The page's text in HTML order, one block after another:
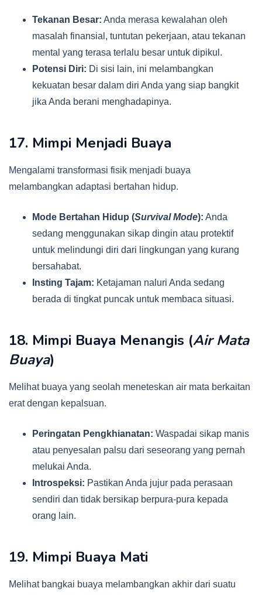
Tekanan Besar: Anda merasa kewalahan oleh
masalah finansial, tuntutan pekerjaan, atau tekanan
mental yang terasa terlalu besar untuk dipikul.
Potensi Diri: Di sisi lain, ini melambangkan
kekuatan besar dalam diri Anda yang siap bangkit
jika Anda berani menghadapinya.
17. Mimpi Menjadi Buaya
Mengalami transformasi fisik menjadi buaya
melambangkan adaptasi bertahan hidup.
Mode Bertahan Hidup (Survival Mode): Anda
sedang menggunakan sikap dingin atau protektif
untuk melindungi diri dari lingkungan yang kurang
bersahabat.
Insting Tajam: Ketajaman naluri Anda sedang
berada di tingkat puncak untuk membaca situasi.
18. Mimpi Buaya Menangis (Air Mata
Buaya)
Melihat buaya yang seolah meneteskan air mata berkaitan
erat dengan kepalsuan.
Peringatan Pengkhianatan: Waspadai sikap manis
atau penyesalan palsu dari seseorang yang pernah
melukai Anda.
Introspeksi: Pastikan Anda jujur pada perasaan
sendiri dan tidak bersikap berpura-pura kepada
orang lain.
19. Mimpi Buaya Mati
Melihat bangkai buaya melambangkan akhir dari suatu